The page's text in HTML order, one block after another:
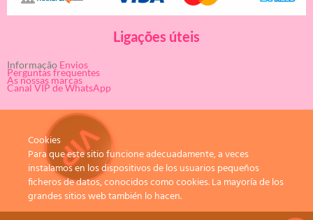
Ligações úteis
Informação Envios
Perguntas frequentes
As nossas marcas
Canal VIP de WhatsApp
Cookies
Para que este sitio funcione adecuadamente, a veces
instalamos en los dispositivos de los usuarios pequeños
ficheros de datos, conocidos como cookies. La mayoría de los
grandes sitios web también lo hacen.